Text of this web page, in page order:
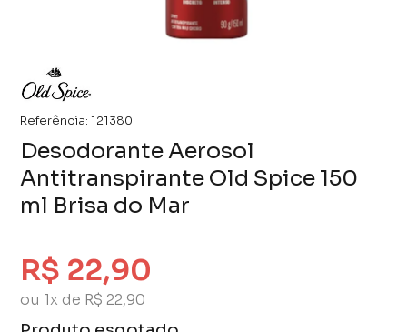
Referência: 121380
Desodorante Aerosol
Antitranspirante Old Spice 150
ml Brisa do Mar
R$ 22,90
ou 1x de R$ 22,90